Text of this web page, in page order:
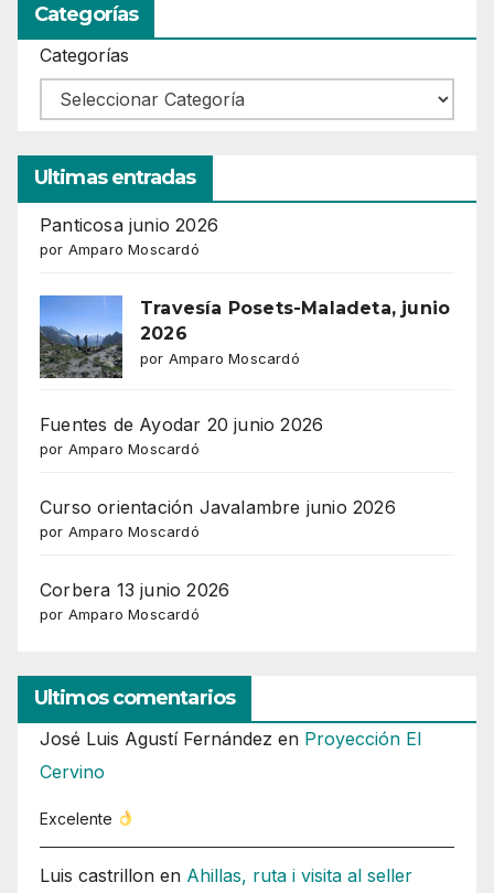
Categorías
Categorías
Ultimas entradas
Panticosa junio 2026
por Amparo Moscardó
Travesía Posets-Maladeta, junio
2026
por Amparo Moscardó
Fuentes de Ayodar 20 junio 2026
por Amparo Moscardó
Curso orientación Javalambre junio 2026
por Amparo Moscardó
Corbera 13 junio 2026
por Amparo Moscardó
Ultimos comentarios
José Luis Agustí Fernández en Proyección El
Cervino
Excelente
Luis castrillon en Ahillas, ruta i visita al seller